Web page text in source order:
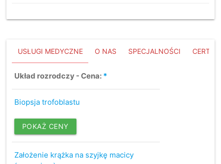
USŁUGI MEDYCZNE O NAS SPECJALNOŚCI
Układ rozrodczy - Cena: *
Biopsja trofoblastu
POKAŻ CENY
Założenie krążka na szyjkę macicy